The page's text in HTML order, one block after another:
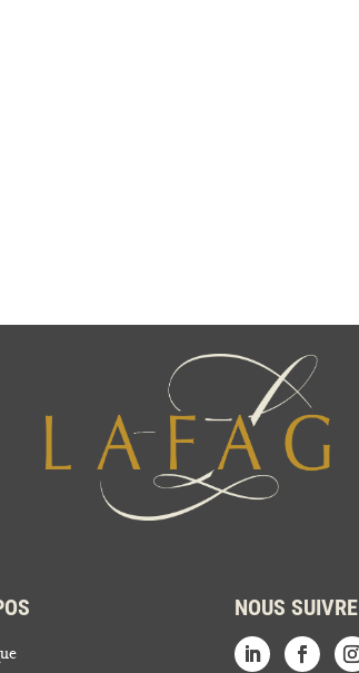
NOUS SUIVRE